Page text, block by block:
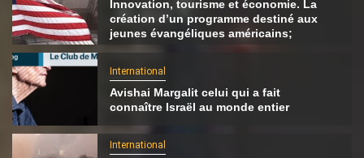
Innovation, tourisme et économie. La
création d’un programme destiné aux
jeunes évangéliques américains;
International
Avishai Margalit celui qui a fait
connaître Israël au monde entier
International